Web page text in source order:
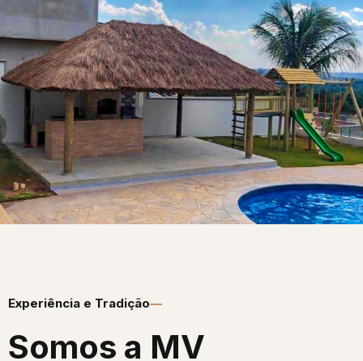
Experiência e Tradição
Somos a MV